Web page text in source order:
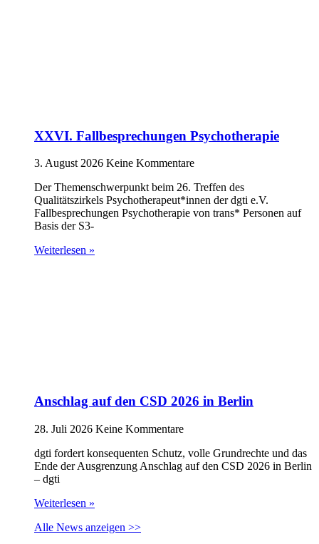
XXVI. Fallbesprechungen Psychotherapie
3. August 2026 Keine Kommentare
Der Themenschwerpunkt beim 26. Treffen des
Qualitätszirkels Psychotherapeut*innen der dgti e.V.
Fallbesprechungen Psychotherapie von trans* Personen auf
Basis der S3-
Weiterlesen »
Anschlag auf den CSD 2026 in Berlin
28. Juli 2026 Keine Kommentare
dgti fordert konsequenten Schutz, volle Grundrechte und das
Ende der Ausgrenzung Anschlag auf den CSD 2026 in Berlin
– dgti
Weiterlesen »
Alle News anzeigen >>